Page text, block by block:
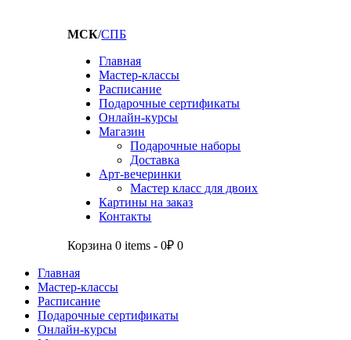
МСК/СПБ
Главная
Мастер-классы
Расписание
Подарочные сертификаты
Онлайн-курсы
Магазин
Подарочные наборы
Доставка
Арт-вечеринки
Мастер класс для двоих
Картины на заказ
Контакты
Корзина 0 items -0₽ 0
Главная
Мастер-классы
Расписание
Подарочные сертификаты
Онлайн-курсы